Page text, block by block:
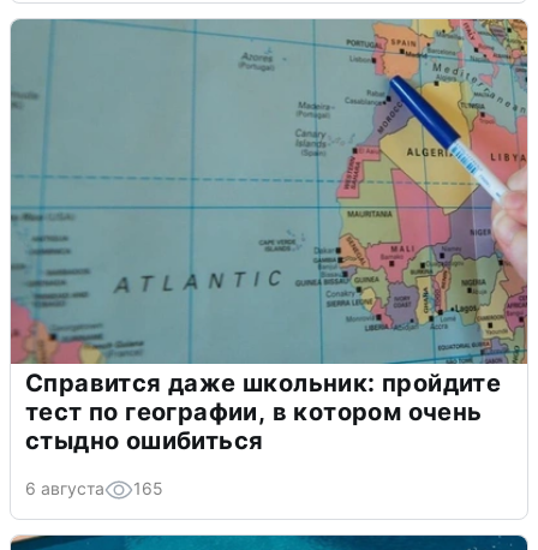
Справится даже школьник: пройдите
тест по географии, в котором очень
стыдно ошибиться
6 августа 165